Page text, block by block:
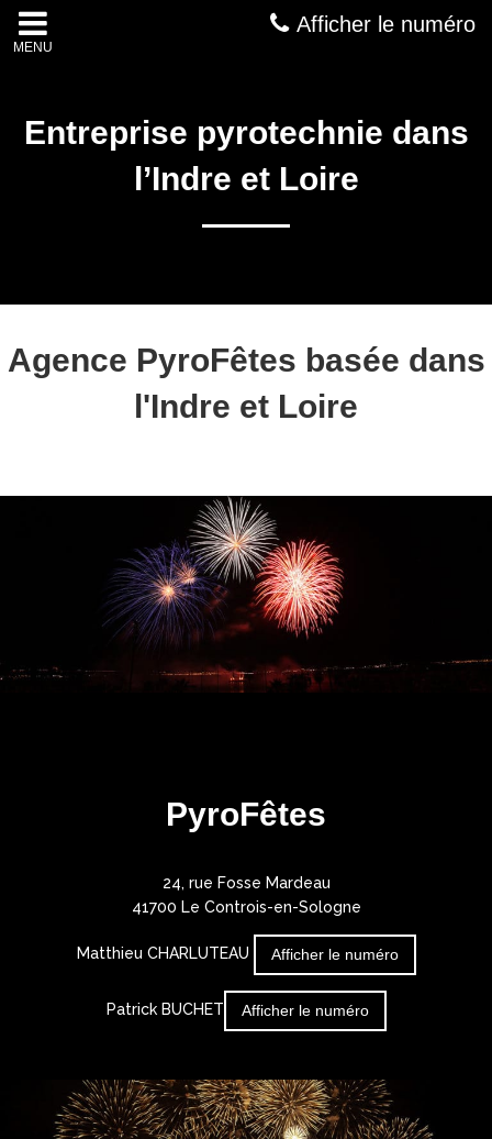
MENU
Afficher le numéro
Entreprise pyrotechnie dans
l’Indre et Loire
Agence PyroFêtes basée dans
l'Indre et Loire
PyroFêtes
24, rue Fosse Mardeau
41700 Le Controis-en-Sologne
Matthieu CHARLUTEAU Afficher le numéro
Patrick BUCHET Afficher le numéro